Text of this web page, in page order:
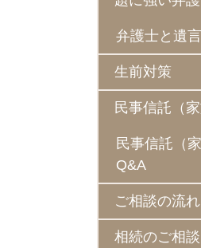
弁護士と遺
生前対策
民事信託（家
民事信託（
Q&A
ご相談の流れ
相続のご相